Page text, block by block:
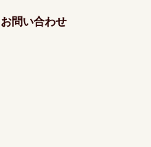
お問い合わせ